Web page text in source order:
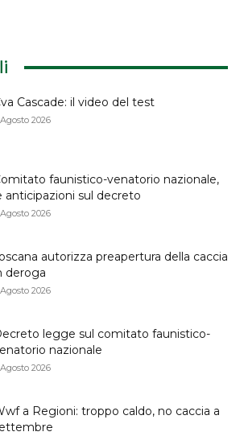
Cascade: il video del test
2026
faunistico-venatorio nazionale,
anticipazioni sul decreto
2026
autorizza preapertura della caccia
deroga
2026
legge sul comitato faunistico-
nazionale
2026
a Regioni: troppo caldo, no caccia a